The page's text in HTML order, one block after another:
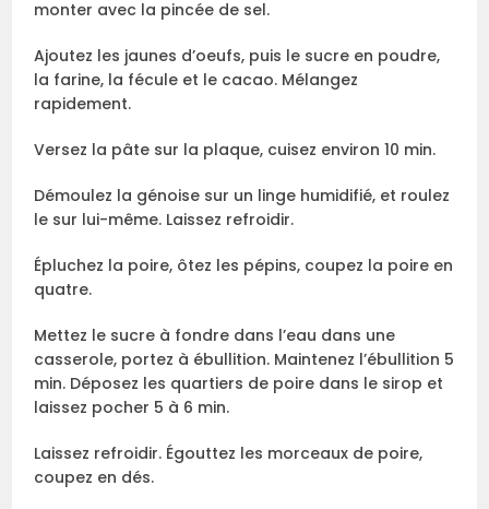
monter avec la pincée de sel.
Ajoutez les jaunes d’oeufs, puis le sucre en poudre,
la farine, la fécule et le cacao. Mélangez
rapidement.
Versez la pâte sur la plaque, cuisez environ 10 min.
Démoulez la génoise sur un linge humidifié, et roulez
le sur lui-même. Laissez refroidir.
Épluchez la poire, ôtez les pépins, coupez la poire en
quatre.
Mettez le sucre à fondre dans l’eau dans une
casserole, portez à ébullition. Maintenez l’ébullition 5
min. Déposez les quartiers de poire dans le sirop et
laissez pocher 5 à 6 min.
Laissez refroidir. Égouttez les morceaux de poire,
coupez en dés.